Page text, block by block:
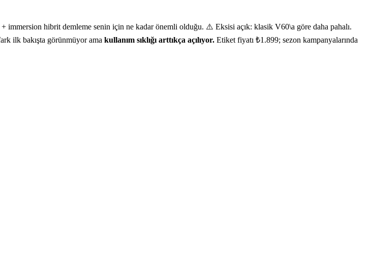
immersion hibrit demleme senin için ne kadar önemli olduğu. ⚠️ Eksisi açık: klasik V60\a göre daha pahalı.
ilk bakışta görünmüyor ama kullanım sıklığı arttıkça açılıyor. Etiket fiyatı ₺1.899; sezon kampanyalarında